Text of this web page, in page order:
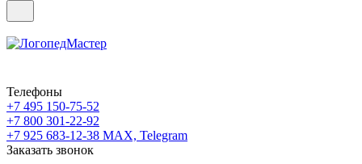
Телефоны
+7 495 150-75-52
+7 800 301-22-92
+7 925 683-12-38 MAX, Telegram
Заказать звонок